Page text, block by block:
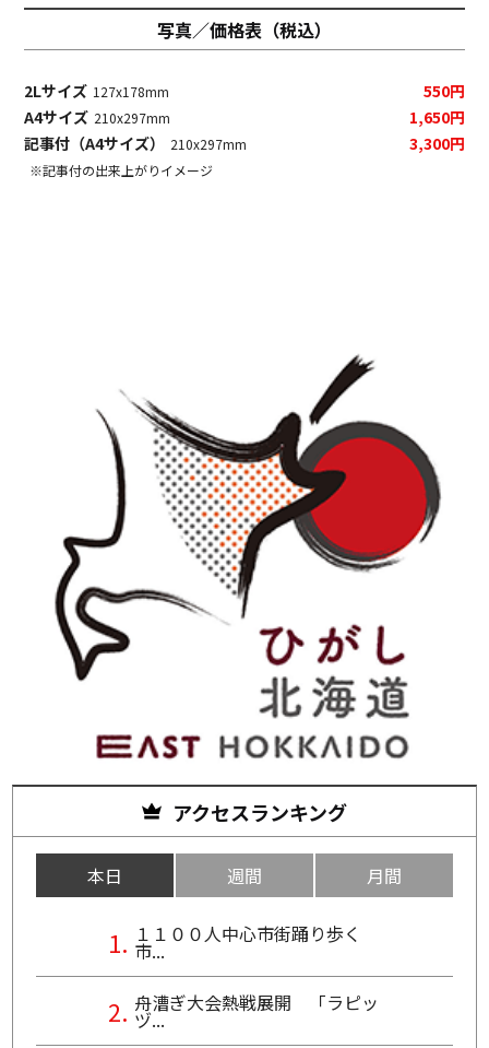
写真／価格表（税込）
2Lサイズ 127x178mm
550円
A4サイズ 210x297mm
1,650円
記事付（A4サイズ）
210x297mm 3,300円
※記事付の出来上がりイメージ
アクセスランキング
本日 週間 月間
１１００人中心市街踊り歩く
市...
舟漕ぎ大会熱戦展開 「ラピッ
ヅ...